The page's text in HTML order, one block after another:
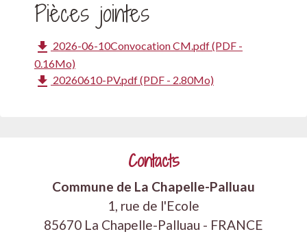
Pièces jointes
file_download 2026-06-10Convocation CM.pdf (PDF -
0.16Mo)
file_download 20260610-PV.pdf (PDF - 2.80Mo)
Contacts
Commune de La Chapelle-Palluau
1, rue de l'Ecole
85670 La Chapelle-Palluau - FRANCE